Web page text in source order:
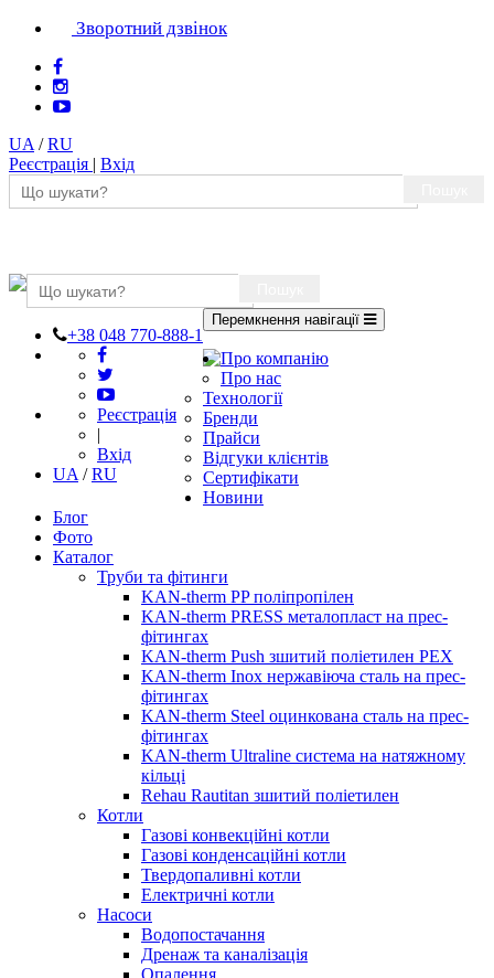
Зворотний дзвінок
UA /RU
Реєстрація | Вхід
+38 048 770-888-1
Реєстрація
|
Вхід
UA /RU
Перемкнення навігації
Про компанію
Про нас
Технології
Бренди
Прайси
Відгуки клієнтів
Сертифікати
Новини
Блог
Фото
Каталог
Труби та фітинги
KAN-therm PP поліпропілен
KAN-therm PRESS металопласт на прес-
фітингах
KAN-therm Push зшитий поліетилен PEX
KAN-therm Inox нержавіюча сталь на прес-
фітингах
KAN-therm Steel оцинкована сталь на прес-
фітингах
KAN-therm Ultraline система на натяжному
кільці
Rehau Rautitan зшитий поліетилен
Котли
Газові конвекційні котли
Газові конденсаційні котли
Твердопаливні котли
Електричні котли
Насоси
Водопостачання
Дренаж та каналізація
Опалення